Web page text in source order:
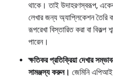
থাকে। তাই উদাহরণস্বরূপ,
লেখার জন্য অ্যাপ্লিকেশন তৈরি
রূপরেখা বিস্তারিত করা বা বিকল্প
পারেন।
ক্ষতিকর প্রতিক্রিয়া দেখার
সামঞ্জস্য করুন। জেমিনি